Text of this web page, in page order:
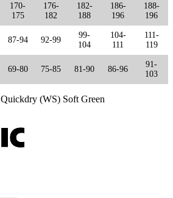
170-
175
176-
182
182-
188
186-
196
188-
196
87-94 92-99
99-
104
104-
111
111-
119
69-80 75-85 81-90 86-96
91-
103
(WS) Soft Green